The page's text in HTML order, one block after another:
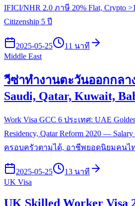
IFICI/NHR 2.0 ภาษี 20% Flat, Crypto
Citizenship 5 ปี
2025-05-25
11 นาที
Middle East
วีซ่าทำงานตะวันออกกลา
Saudi, Qatar, Kuwait,
Work Visa GCC 6 ประเทศ: UAE
Residency, Qatar Reform 2020 — Salary
ครอบครัวตามได้, อาชีพยอดนิยมคนไ
2025-05-25
13 นาที
UK Visa
UK Skilled Worker Visa